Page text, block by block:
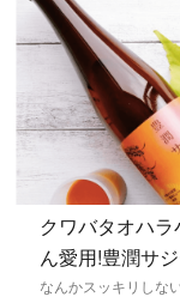
クワバタオハ
ん愛用!豊潤サ
なんかスッキリしな